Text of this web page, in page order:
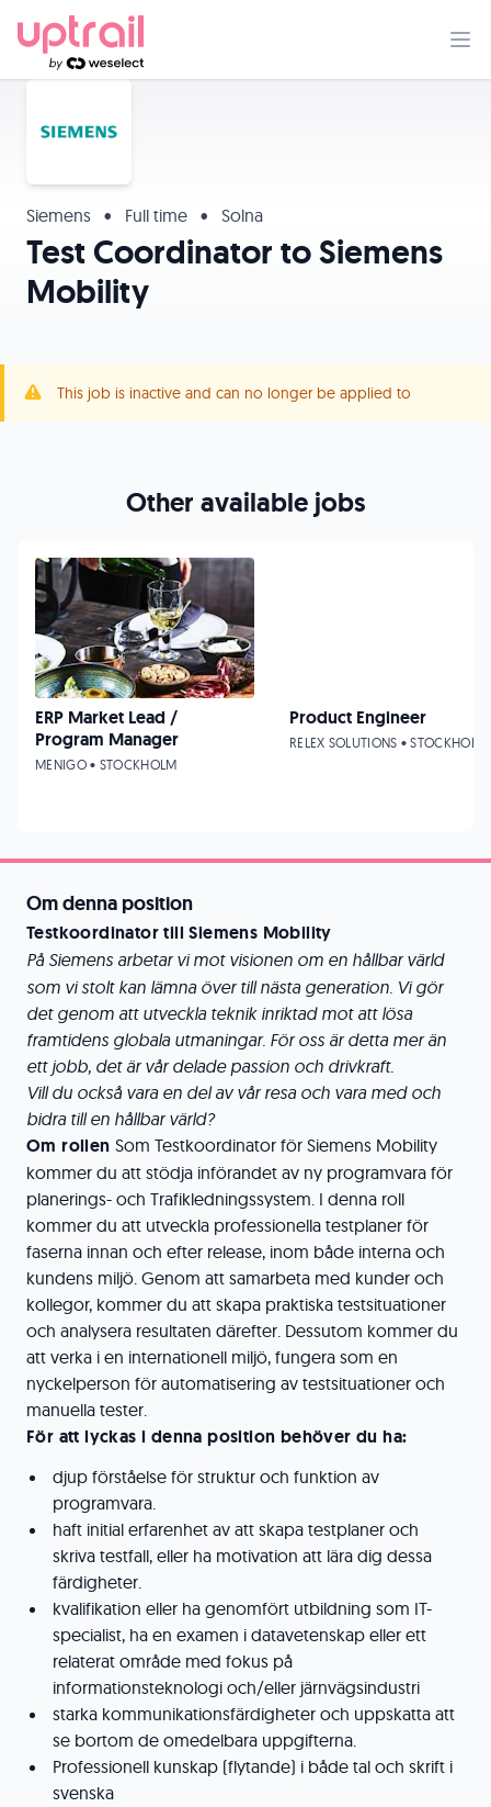
Siemens • Full time • Solna
Test Coordinator to Siemens
Mobility
This job is inactive and can no longer be applied to
Om denna position
Testkoordinator till Siemens Mobility
På Siemens arbetar vi mot visionen om en hållbar värld
som vi stolt kan lämna över till nästa generation. Vi gör
det genom att utveckla teknik inriktad mot att lösa
framtidens globala utmaningar. För oss är detta mer än
ett jobb, det är vår delade passion och drivkraft.
Vill du också vara en del av vår resa och vara med och
bidra till en hållbar värld?
Om rollen Som Testkoordinator för Siemens Mobility
kommer du att stödja införandet av ny programvara för
planerings- och Trafikledningssystem. I denna roll
kommer du att utveckla professionella testplaner för
faserna innan och efter release, inom både interna och
kundens miljö. Genom att samarbeta med kunder och
kollegor, kommer du att skapa praktiska testsituationer
och analysera resultaten därefter. Dessutom kommer du
att verka i en internationell miljö, fungera som en
nyckelperson för automatisering av testsituationer och
manuella tester.
För att lyckas i denna position behöver du ha:
djup förståelse för struktur och funktion av
programvara.
haft initial erfarenhet av att skapa testplaner och
skriva testfall, eller ha motivation att lära dig dessa
färdigheter.
kvalifikation eller ha genomfört utbildning som IT-
specialist, ha en examen i datavetenskap eller ett
relaterat område med fokus på
informationsteknologi och/eller järnvägsindustri
starka kommunikationsfärdigheter och uppskatta att
se bortom de omedelbara uppgifterna.
Professionell kunskap (flytande) i både tal och skrift i
svenska
Other available jobs
ERP Market Lead /
Program Manager
MENIGO • STOCKHOLM
Product Engineer
RELEX SOLUTIONS • STOCKHOLM